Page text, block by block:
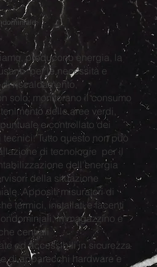
producono energia, la
per le necessità e
riscaldamento,
solo; monitorano il consumo
delle aree verdi,
e controllato dei
Tutto questo non può
di tecnologie per il
dell'energia
della situazione
Appositi misuratori di
termici, installati e facenti
immagazzino e
centrali
ed accessibili in sicurezza
di apparecchi hardware e